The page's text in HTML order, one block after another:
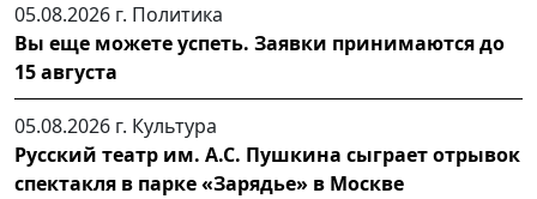
05.08.2026 г. Политика
Вы еще можете успеть. Заявки принимаются до
15 августа
05.08.2026 г. Культура
Русский театр им. А.С. Пушкина сыграет отрывок
спектакля в парке «Зарядье» в Москве